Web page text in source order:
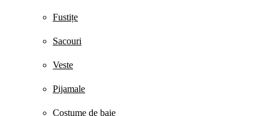
Fustițe
Sacouri
Veste
Pijamale
Costume de baie